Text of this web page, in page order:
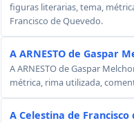
figuras literarias, tema,
Francisco de Quevedo.
A ARNESTO de Gaspar
A ARNESTO de Gaspar
métrica, rima utilizada,
A Celestina de Francisco